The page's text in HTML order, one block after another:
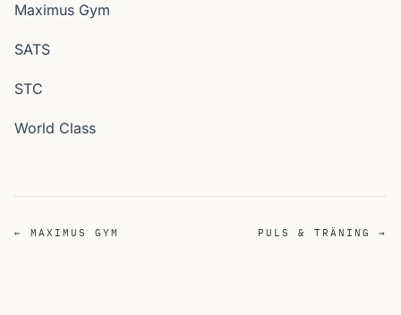
Maximus Gym
SATS
STC
World Class
← MAXIMUS GYM PULS & TRÄNING →